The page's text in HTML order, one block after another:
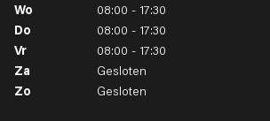
Wo
08:00 - 17:30
Do
08:00 - 17:30
Vr
08:00 - 17:30
Za
Gesloten
Zo
Gesloten